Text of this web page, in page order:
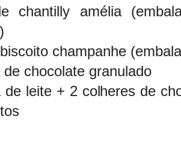
chantilly amélia
champanhe
chocolate granulado
leite + 2 colheres de